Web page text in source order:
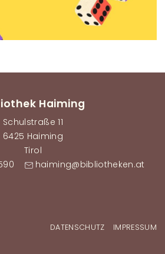
Haiming
Schulstraße 11
6425 Haiming
Tirol
haiming@bibliotheken.at
DATENSCHUTZ IMPRESSUM